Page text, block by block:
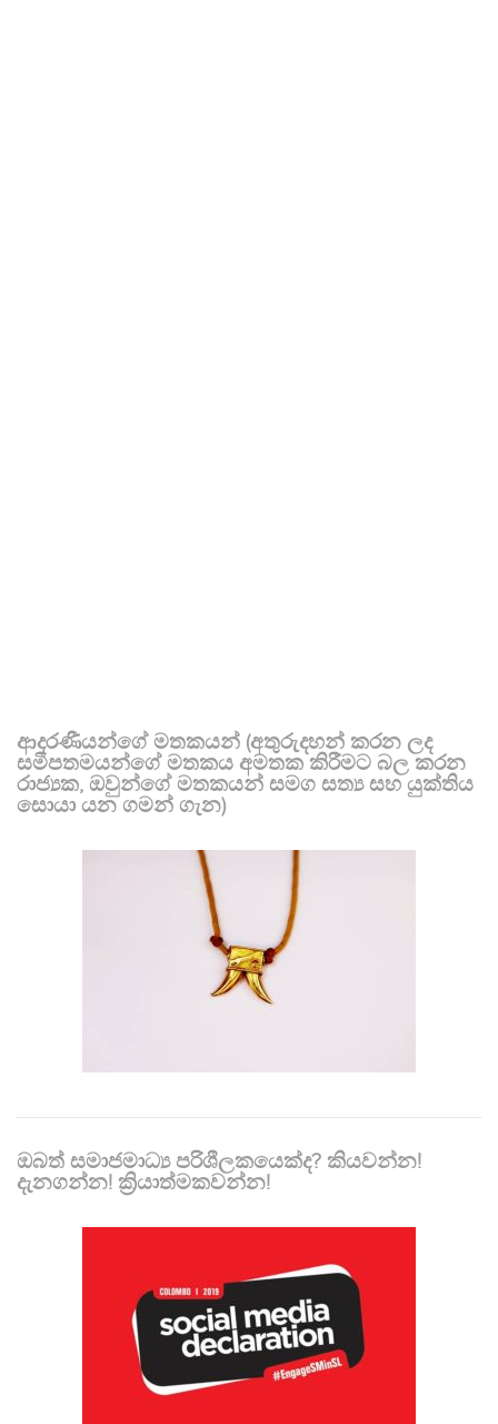
ආදරණීයන්ගේ මතකයන් (අතුරුදහන් කරන ලද
සමීපතමයන්ගේ මතකය අමතක කිරීමට බල කරන
රාජ්‍යක, ඔවුන්ගේ මතකයන් සමග සත්‍ය සහ යුක්තිය
සොයා යන ගමන් ගැන)
ඔබත් සමාජමාධ්‍ය පරිශීලකයෙක්ද? කියවන්න!
දැනගන්න! ක්‍රියාත්මකවන්න!